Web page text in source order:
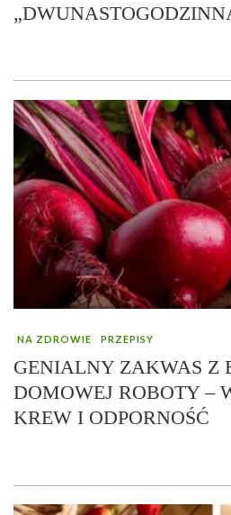
NA ZDROWIE PRZEPISY
GENIALNY ZAKWAS Z
DOMOWEJ ROBOTY –
KREW I ODPORNOŚĆ